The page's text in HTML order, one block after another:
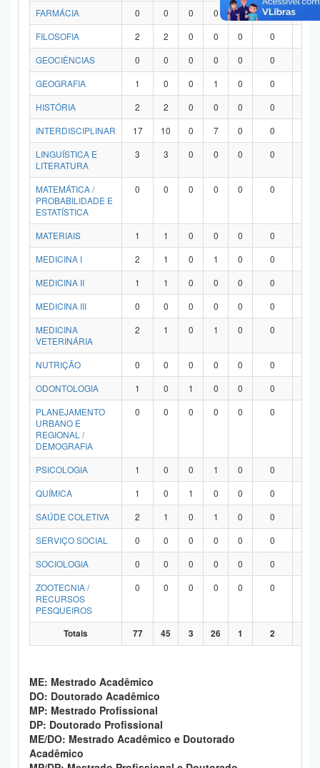
FARMÁCIA
0 0 0 0 0 0
FILOSOFIA
2 2 0 0 0 0
GEOCIÊNCIAS
0 0 0 0 0 0
GEOGRAFIA
1 0 0 1 0 0
HISTÓRIA
2 2 0 0 0 0
INTERDISCIPLINAR
17 10 0 7 0 0
LINGUÍSTICA E
LITERATURA
3 3 0 0 0 0
MATEMÁTICA /
PROBABILIDADE E
ESTATÍSTICA
0 0 0 0 0 0
MATERIAIS 1 1 0 0 0 0
MEDICINA I
2 1 0 1 0 0
MEDICINA II
1 1 0 0 0 0
MEDICINA III
0 0 0 0 0 0
MEDICINA
VETERINÁRIA
2 1 0 1 0 0
NUTRIÇÃO 0 0 0 0 0 0
ODONTOLOGIA
1 0 1 0 0 0
PLANEJAMENTO
URBANO E
REGIONAL /
DEMOGRAFIA
0 0 0 0 0 0
PSICOLOGIA 1 0 0 1 0 0
QUÍMICA
1 0 1 0 0 0
SAÚDE COLETIVA
2 1 0 1 0 0
SERVIÇO SOCIAL
0 0 0 0 0 0
SOCIOLOGIA
0 0 0 0 0 0
ZOOTECNIA /
RECURSOS
PESQUEIROS
0 0 0 0 0 0
Totais 77 45 3 26 1 2
ME: Mestrado Acadêmico
DO: Doutorado Acadêmico
MP: Mestrado Profissional
DP: Doutorado Profissional
ME/DO: Mestrado Acadêmico e Doutorado
Acadêmico